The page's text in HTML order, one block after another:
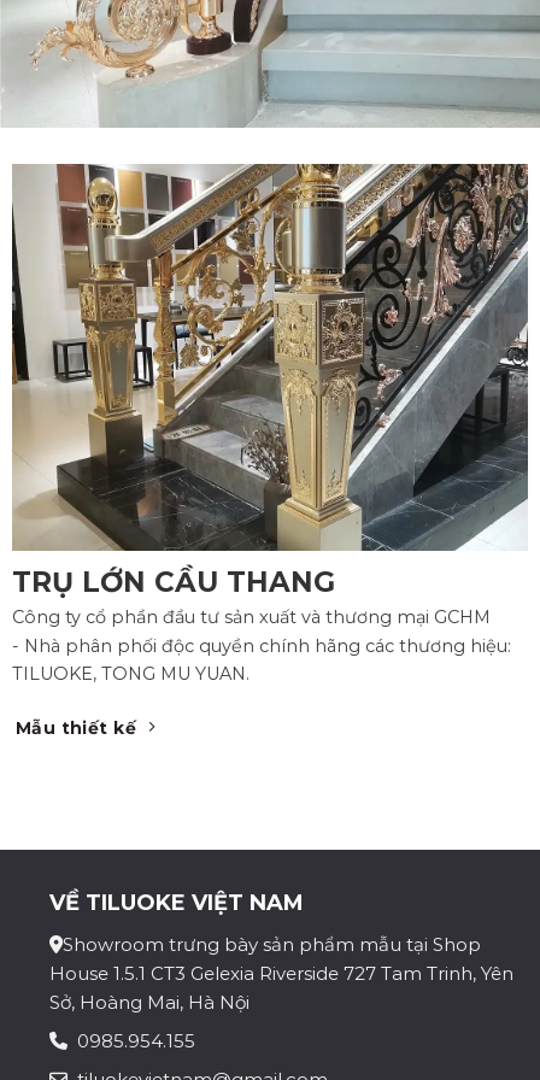
TRỤ LỚN CẦU THANG
Công ty cổ phần đầu tư sản xuất và thương mại GCHM
- Nhà phân phối độc quyền chính hãng các thương hiệu:
TILUOKE, TONG MU YUAN.
Mẫu thiết kế
VỀ TILUOKE VIỆT NAM
Showroom trưng bày sản phẩm mẫu tại Shop
House 1.5.1 CT3 Gelexia Riverside 727 Tam Trinh, Yên
Sở, Hoàng Mai, Hà Nội
0985.954.155